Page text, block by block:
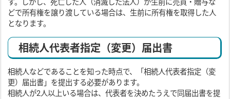
す。しかし、死亡した人（消滅した法人）が生前に売買・贈与な
どで所有権を譲り渡している場合は、生前に所有権を取得した人
となります。
相続人代表者指定（変更）届出書
相続人などであることを知った時点で、「相続人代表者指定（変
更）届出書」を提出する必要があります。
相続人が2人以上いる場合は、代表者を決めたうえで同届出書を提